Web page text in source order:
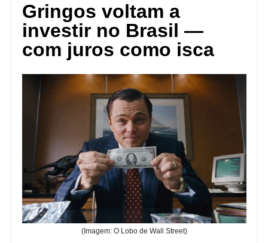
Gringos voltam a
investir no Brasil —
com juros como isca
(Imagem: O Lobo de Wall Street)